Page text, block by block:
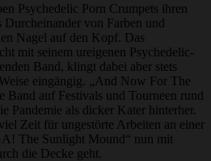
Psychedelic Porn Crumpets ihren
Durcheinander von Farben und
Nagel auf den Kopf. Das
mit seinem ureigenen Psychedelic-
Band, klingt dabei aber stets
eingängig. „And Now For The
Band auf Festivals und Tourneen rund
Pandemie als dicker Kater hinterher.
Zeit für ungestörte Arbeiten an einer
The Sunlight Mound“ nun mit
die Decke geht.